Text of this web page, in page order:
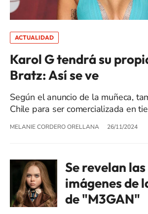
ACTUALIDAD
Karol G tendrá su
Bratz: Así se ve
Según el anuncio de la muñeca,
Chile para ser comercializada en
MELANIE CORDERO ORELLANA 26/11/2024
Se revelan
imágenes de
de "M3GAN"